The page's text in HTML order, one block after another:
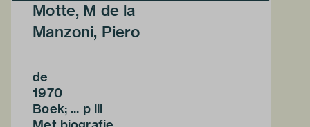
Motte, M de la
Manzoni, Piero
de
1970
Boek; ... p ill